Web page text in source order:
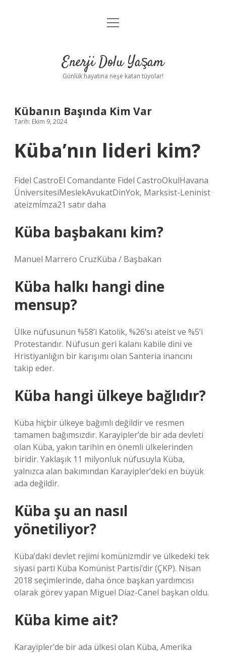
Anasayfa
Yasal Uyarı
menüyü
Enerji Dolu Yaşam
Günlük hayatına neşe katan tüyolar!
Kübanın Başında Kim Var
Tarih: Ekim 9, 2024
Küba’nın lideri kim?
Fidel CastroEl Comandante Fidel CastroOkulHavana
ÜniversitesiMeslekAvukatDinYok, Marksist-Leninist
ateizmİmza21 satır daha
Küba başbakanı kim?
Manuel Marrero CruzKüba / Başbakan
Küba halkı hangi dine
mensup?
Ülke nüfusunun %58’i Katolik, %26’sı ateist ve %5’i
Protestandır. Nüfusun geri kalanı kabile dini ve
Hristiyanlığın bir karışımı olan Santeria inancını
takip eder.
Küba hangi ülkeye bağlıdır?
Küba hiçbir ülkeye bağımlı değildir ve resmen
tamamen bağımsızdır. Karayipler’de bir ada devleti
olan Küba, yakın tarihin en önemli ülkelerinden
biridir. Yaklaşık 11 milyonluk nüfusuyla Küba,
yalnızca alan bakımından Karayipler’deki en büyük
ada değildir.
Küba şu an nasıl
yönetiliyor?
Küba’daki devlet rejimi komünizmdir ve ülkedeki tek
siyasi parti Küba Komünist Partisi’dir (ÇKP). Nisan
2018 seçimlerinde, daha önce başkan yardımcısı
olarak görev yapan Miguel Diaz-Canel başkan oldu.
Küba kime ait?
Karayipler’de bir ada ülkesi olan Küba, Amerika